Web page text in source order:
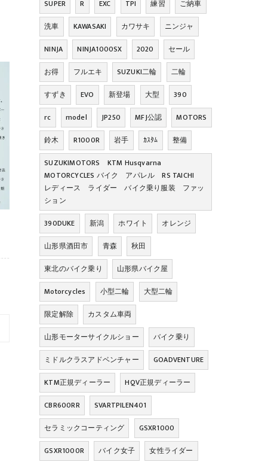
SUPER
R EXC TPI 練習
ご納車
洗車
KAWASAKI カワサキ
ニンジャ
NINJA
NINJA1000SX 2020
セール
お得
フルエキ SUZUKI二輪
二輪
すずき
EVO 新登場 大型
390
rc
model JP250 MFJ公認
MOTORS
鈴木
R1000R 岩手 ｶｽﾀﾑ
整備
SUZUKIMOTORS KTM Husqvarna
MOTORCYCLES バイク アパレル RS TAICHI
レディース ライダー バイク乗り服装 ファッ
ション
390DUKE
新潟 ホワイト
オレンジ
山形県酒田市
青森
秋田
東北のバイク乗り
山形県バイク屋
Motorcycles
小型二輪
大型二輪
限定解除
カスタム車両
山形モーターサイクルショー
バイク乗り
ミドルクラスアドベンチャー
GOADVENTURE
KTM正規ディーラー
HQV正規ディーラー
CBR600RR
SVARTPILEN401
セラミックコーティング
GSXR1000
GSXR1000R
バイク女子 女性ライダー